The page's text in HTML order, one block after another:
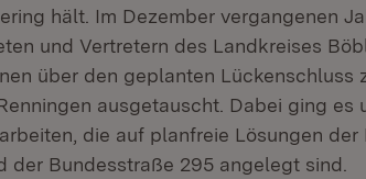
hält. Im Dezember vergangenen
und Vertretern des Landkreises
über den geplanten Lückenschluss
ausgetauscht. Dabei ging es
die auf planfreie Lösungen
der Bundesstraße 295 angelegt sind.